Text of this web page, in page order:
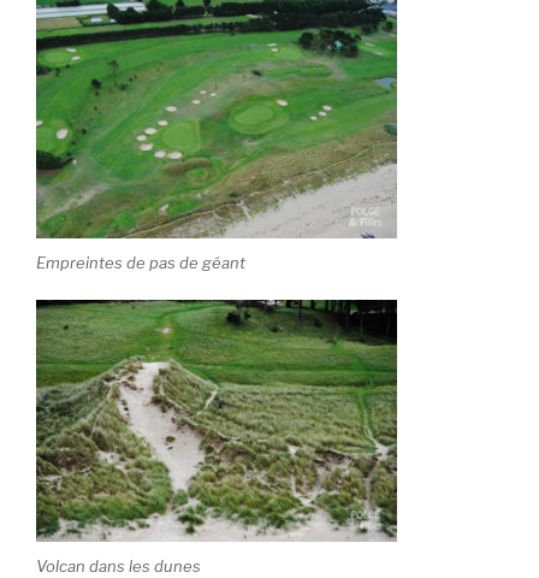
Empreintes de pas de géant
Volcan dans les dunes